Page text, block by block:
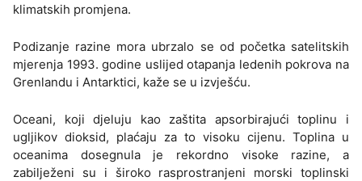
klimatskih promjena.
Podizanje razine mora ubrzalo se od početka satelitskih
mjerenja 1993. godine uslijed otapanja ledenih pokrova na
Grenlandu i Antarktici, kaže se u izvješću.
Oceani, koji djeluju kao zaštita apsorbirajući toplinu i
ugljikov dioksid, plaćaju za to visoku cijenu. Toplina u
oceanima dosegnula je rekordno visoke razine, a
zabilježeni su i široko rasprostranjeni morski toplinski